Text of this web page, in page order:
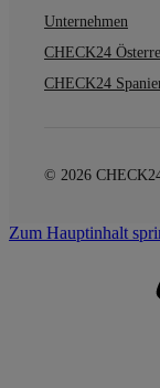
Unternehmen
CHECK24
CHECK24
© 2026
Zum Hauptinhalt